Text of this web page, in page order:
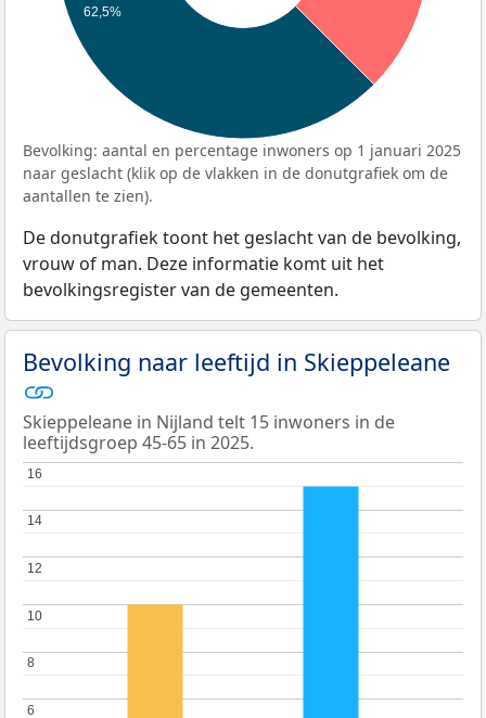
62,5%
Bevolking: aantal en percentage inwoners op 1 januari 2025
naar geslacht (klik op de vlakken in de donutgrafiek om de
aantallen te zien).
De donutgrafiek toont het geslacht van de bevolking,
vrouw of man. Deze informatie komt uit het
bevolkingsregister van de gemeenten.
Bevolking naar leeftijd in Skieppeleane
Skieppeleane in Nijland telt 15 inwoners in de
leeftijdsgroep 45-65 in 2025.
6
6
8
8
10
10
12
12
14
14
16
16